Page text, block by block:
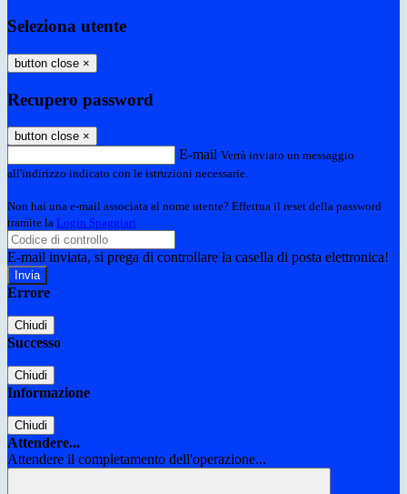
Seleziona utente
button close ×
Recupero password
button close ×
E-mail Verrà inviato un messaggio
all'indirizzo indicato con le istruzioni necessarie.
Non hai una e-mail associata al nome utente? Effettua il reset della password
tramite la Login Spaggiari
E-mail inviata, si prega di controllare la casella di posta elettronica!
Errore
Chiudi
Successo
Chiudi
Informazione
Chiudi
Attendere...
Attendere il completamento dell'operazione...